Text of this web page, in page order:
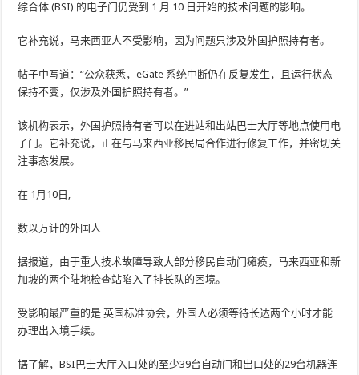
综合体 (BSI) 的电子门仍受到 1 月 10 日开始的技术问题的影响。
它补充说，马来西亚人不受影响，因为问题只涉及外国护照持有者。
帖子中写道：“公众获悉，eGate 系统中断仍在反复发生，且运行状态
保持不变，仅涉及外国护照持有者。”
该机构表示，外国护照持有者可以在进站和出站巴士大厅等地点使用电
子门。它补充说，正在与马来西亚移民局合作进行修复工作，并密切关
注事态发展。
在 1月10日 ,
数以万计的外国人
据报道，由于重大技术故障导致大部分移民自动门瘫痪，马来西亚和新
加坡的两个陆地检查站陷入了排长队的困境。
受影响最严重的是英国标准协会，外国人必须等待长达两个小时才能
办理出入境手续。
据了解，BSI巴士大厅入口处的至少39台自动门和出口处的29台机器连